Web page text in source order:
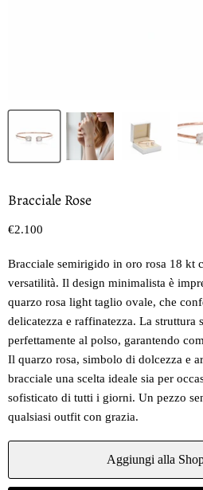
Bracciale Rose
Prezzo oggi
€2.100
Bracciale semirigido in oro rosa 18 kt
versatilità. Il design minimalista è
quarzo rosa light taglio ovale, che
delicatezza e raffinatezza. La struttura
perfettamente al polso, garantendo
Il quarzo rosa, simbolo di dolcezza e
bracciale una scelta ideale sia per
sofisticato di tutti i giorni. Un pezzo
qualsiasi outfit con grazia.
Aggiungi alla